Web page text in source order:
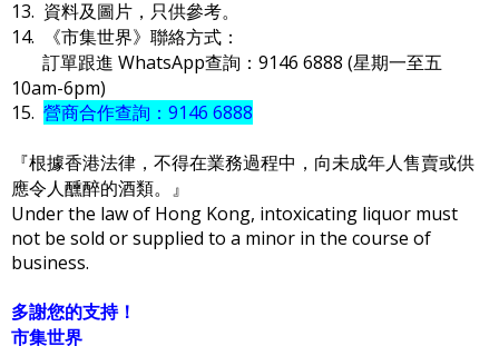
13. 資料及圖片，只供參考。
14. 《市集世界》聯絡方式：
訂單跟進 WhatsApp查詢：9146 6888 (星期一至五
10am-6pm)
15. 營商合作查詢：9146 6888
『根據香港法律，不得在業務過程中，向未成年人售賣或供
應令人醺醉的酒類。』
Under the law of Hong Kong, intoxicating liquor must
not be sold or supplied to a minor in the course of
business.
多謝您的支持！
市集世界